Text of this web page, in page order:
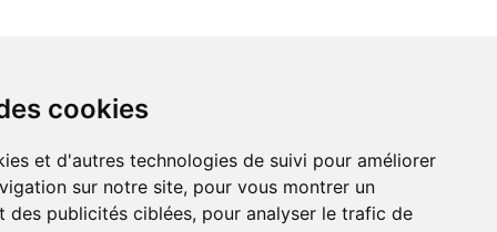
cookies
et d'autres technologies de suivi pour améliorer
sur notre site, pour vous montrer un
des publicités ciblées, pour analyser le trafic de